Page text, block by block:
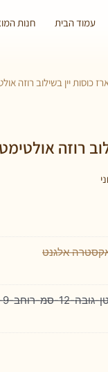
עמוד הבית חנות
כוסות יין בשילוב רוזה
רוזה
אלגנט
רוחב-9-סמ, לבן